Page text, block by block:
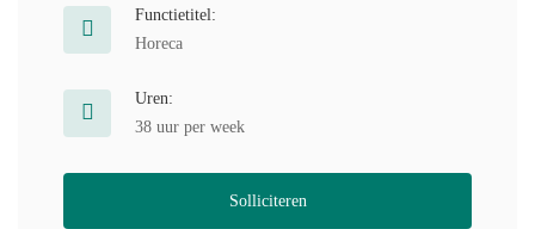
Functietitel:
Horeca
Uren:
38 uur per week
Solliciteren